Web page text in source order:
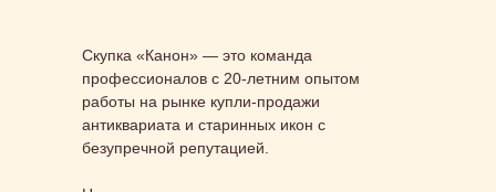
Скупка «Канон» — это команда
профессионалов с 20-летним опытом
работы на рынке купли-продажи
антиквариата и старинных икон с
безупречной репутацией.